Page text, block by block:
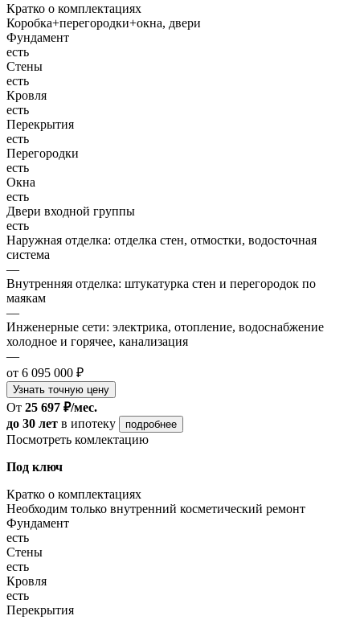
Кратко о комплектациях
Коробка+перегородки+окна, двери
Фундамент
есть
Стены
есть
Кровля
есть
Перекрытия
есть
Перегородки
есть
Окна
есть
Двери входной группы
есть
Наружная отделка: отделка стен, отмостки, водосточная
система
—
Внутренняя отделка: штукатурка стен и перегородок по
маякам
—
Инженерные сети: электрика, отопление, водоснабжение
холодное и горячее, канализация
—
от 6 095 000 ₽
Узнать точную цену
От 25 697 ₽/мес.
до 30 лет в ипотеку подробнее
Посмотреть комлектацию
Под ключ
Кратко о комплектациях
Необходим только внутренний косметический ремонт
Фундамент
есть
Стены
есть
Кровля
есть
Перекрытия